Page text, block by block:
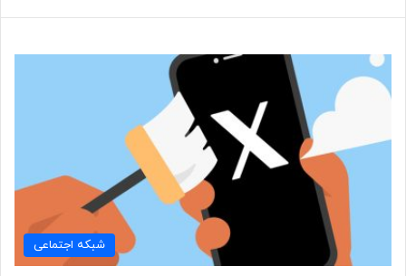
شبكه اجتماعی